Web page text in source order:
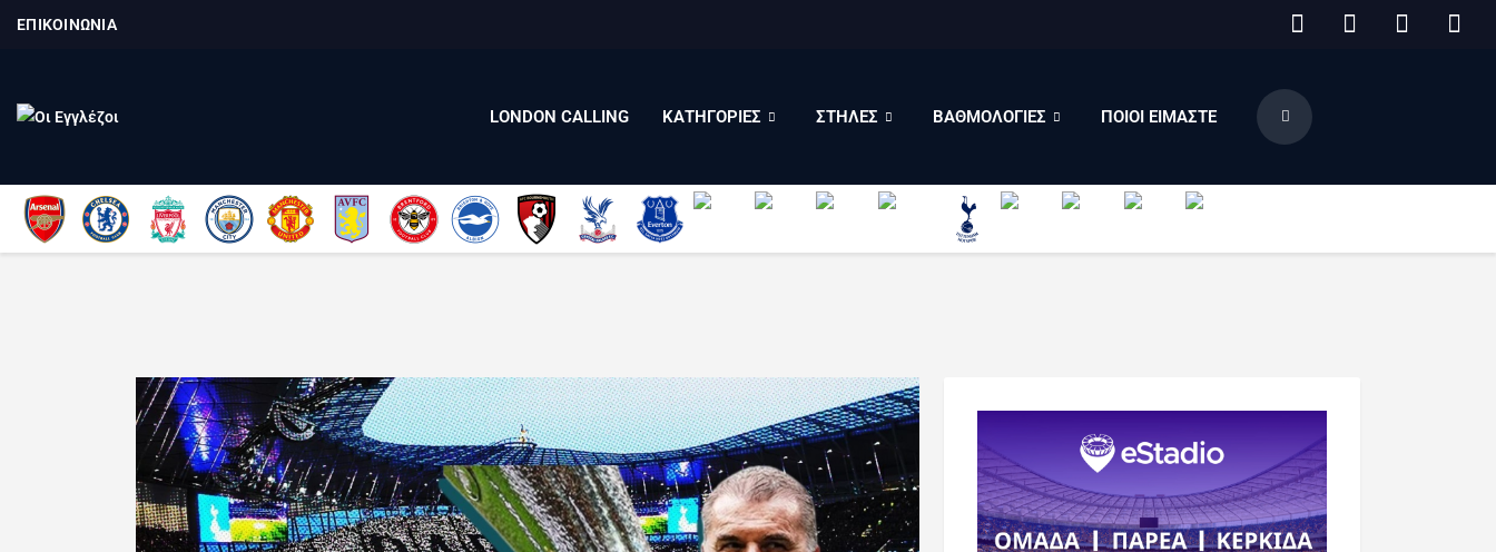
ΕΠΙΚΟΙΝΩΝΙΑ
LONDON CALLING ΚΑΤΗΓΟΡΙΕΣ ΣΤΗΛΕΣ ΒΑΘΜΟΛΟΓΙΕΣ ΠΟΙΟΙ ΕΙΜΑΣΤΕ